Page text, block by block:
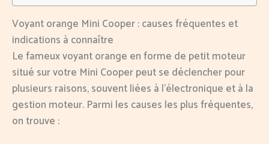
Voyant orange Mini Cooper : causes fréquentes et
indications à connaître
Le fameux voyant orange en forme de petit moteur
situé sur votre Mini Cooper peut se déclencher pour
plusieurs raisons, souvent liées à l’électronique et à la
gestion moteur. Parmi les causes les plus fréquentes,
on trouve :